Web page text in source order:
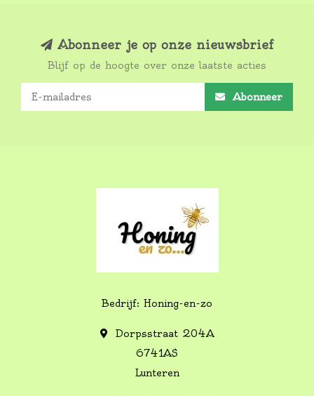
Abonneer je op onze nieuwsbrief
Blijf op de hoogte over onze laatste acties
Abonneer
Bedrijf: Honing-en-zo
Dorpsstraat 204A
6741AS
Lunteren